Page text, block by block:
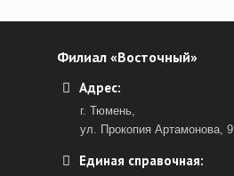
Филиал «Восточный»
Адрес:
г. Тюмень,
ул. Прокопия Артамонова, 9
Единая справочная: